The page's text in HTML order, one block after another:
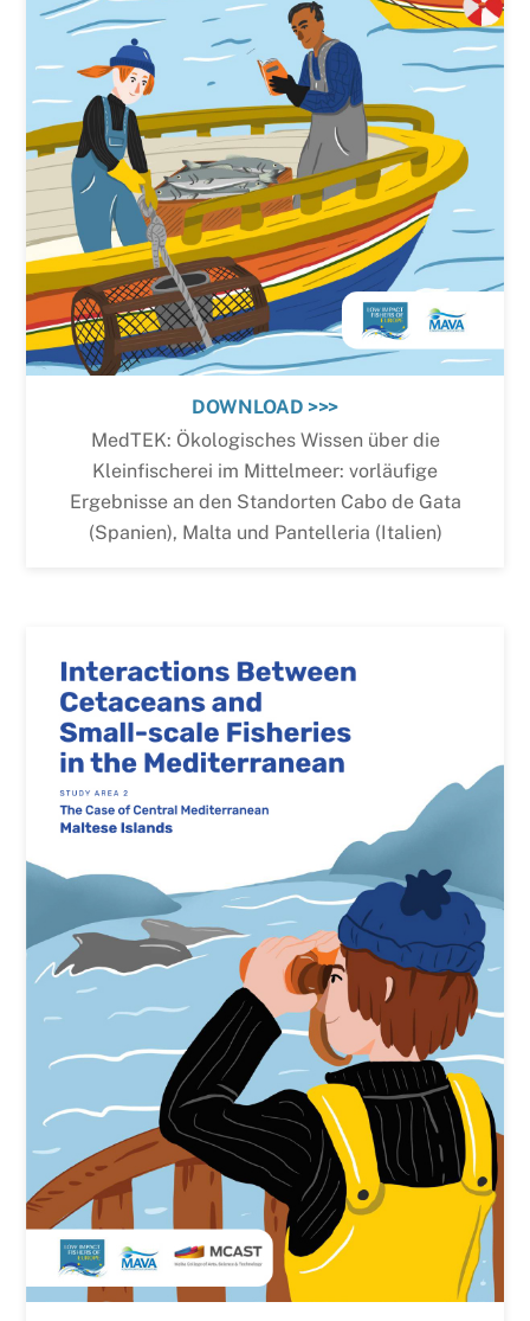
DOWNLOAD >>>
MedTEK: Ökologisches Wissen über die
Kleinfischerei im Mittelmeer: vorläufige
Ergebnisse an den Standorten Cabo de Gata
(Spanien), Malta und Pantelleria (Italien)